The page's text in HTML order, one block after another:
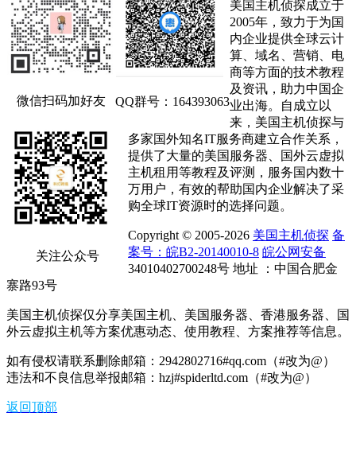
微信扫码加好友 QQ群号：164393063
关注公众号
美国主机侦探成立于
2005年，致力于为国
内企业提供全球云计
算、域名、营销、电
商等方面的技术教程
及资讯，助力中国企
业出海。自成立以
来，美国主机侦探与
多家国外知名IT服务商建立合作关系，
提供了大量的美国服务器、国外云虚拟
主机租用等教程及评测，服务国内数十
万用户，有效的帮助国内企业解决了采
购全球IT资源时的选择问题。
Copyright © 2005-2026 美国主机侦探 备
案号：皖B2-20140010-8 皖公网安备
34010402700248号 地址 ：中国合肥金
寨路93号
美国主机侦探仅分享美国主机、美国服务器、香港服务器、国
外云虚拟主机等方案优惠动态、使用教程、方案推荐等信息。
如有侵权请联系删除邮箱：2942802716#qq.com（#改为@）
违法和不良信息举报邮箱：hzj#spiderltd.com（#改为@）
返回顶部